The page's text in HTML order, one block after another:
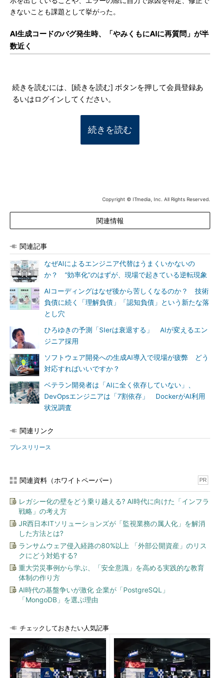
きないことも課題として挙がった。
AI生成コードのバグ発生時、「やみくもにAIに再質問」が半
数近く
続きを読むには、[続きを読む] ボタンを押して会員登録あ
るいはログインしてください。
続きを読む
Copyright © ITmedia, Inc. All Rights Reserved.
関連情報
関連記事
なぜAIによるエンジニア代替はうまくいかないの
か？ “効率化”のはずが、現場で起きている逆転現象
AIコーディングはなぜ後から苦しくなるのか？ 技術
負債に続く「理解負債」「認知負債」という新たな落
とし穴
ひろゆきの予測「SIerは衰退する」 AIが変えるエン
ジニア採用
ソフトウェア開発への生成AI導入で現場が疲弊 どう
対応すればいいですか？
ベテラン開発者は「AIに全く依存していない」、
DevOpsエンジニアは「7割依存」 DockerがAI利用
状況調査
関連リンク
プレスリリース
関連資料（ホワイトペーパー） PR
レガシー化の壁をどう乗り越える? AI時代に向けた「インフラ
戦略」の考え方
JR西日本ITソリューションズが「監視業務の属人化」を解消
した方法とは?
ランサムウェア侵入経路の80%以上 「外部公開資産」のリス
クにどう対処する?
重大労災事例から学ぶ、「安全意識」を高める実践的な教育
体制の作り方
AI時代の基盤争いが激化 企業が「PostgreSQL」
「MongoDB」を選ぶ理由
チェックしておきたい人気記事